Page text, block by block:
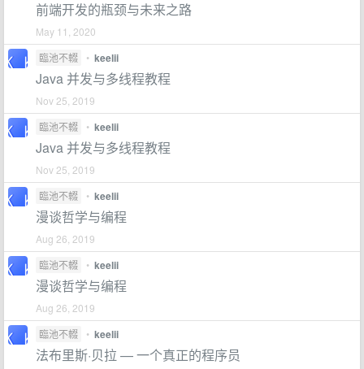
前端开发的瓶颈与未来之路
May 11, 2020
臨池不輟
• keelii
Java 并发与多线程教程
Nov 25, 2019
臨池不輟
• keelii
Java 并发与多线程教程
Nov 25, 2019
臨池不輟
• keelii
漫谈哲学与编程
Aug 26, 2019
臨池不輟
• keelii
漫谈哲学与编程
Aug 26, 2019
臨池不輟
• keelii
法布里斯·贝拉 — 一个真正的程序员